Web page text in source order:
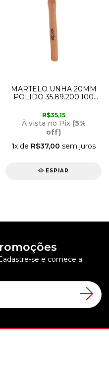
MARTELO UNHA 20MM
POLIDO 35.89.200.100
R$35,15
À vista no Pix (5%
off)
1x de R$37,00 sem juros
ESPIAR
se e comece a